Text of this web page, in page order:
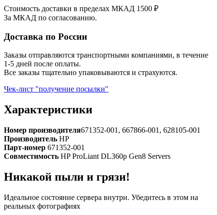
Стоимость доставки в пределах МКАД 1500 ₽
За МКАД по согласованию.
Доставка по России
Заказы отправляются транспортными компаниями, в течение
1-5 дней после оплаты.
Все заказы тщательно упаковываются и страхуются.
Чек-лист "получение посылки"
Характеристики
Номер производителя671352-001, 667866-001, 628105-001
Производитель HP
Парт-номер 671352-001
Совместимость HP ProLiant DL360p Gen8 Servers
Никакой пыли и грязи!
Идеальное состояние сервера внутри. Убедитесь в этом на
реальных фотографиях